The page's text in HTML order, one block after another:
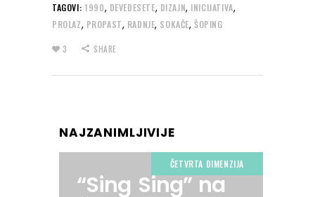
TAGOVI: 1990, DEVEDESETE, DIZAJN, INICIJATIVA,
PROLAZ, PROPAST, RADNJE, SOKAČE,ŠOPING
3 SHARE
NAJZANIMLJIVIJE
ČETVRTA DIMENZIJA
“Sing Sing” na